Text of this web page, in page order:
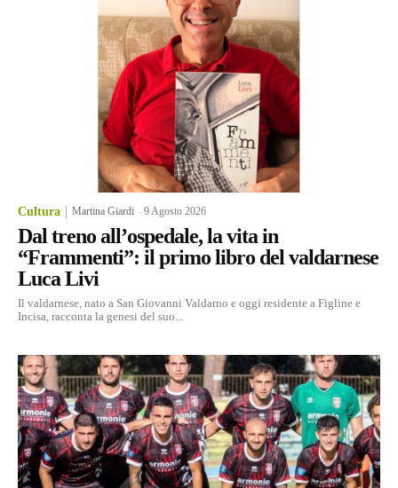
Cultura Martina Giardi -9 Agosto 2026
Dal treno all’ospedale, la vita in
“Frammenti”: il primo libro del valdarnese
Luca Livi
Il valdarnese, nato a San Giovanni Valdarno e oggi residente a Figline e
Incisa, racconta la genesi del suo...